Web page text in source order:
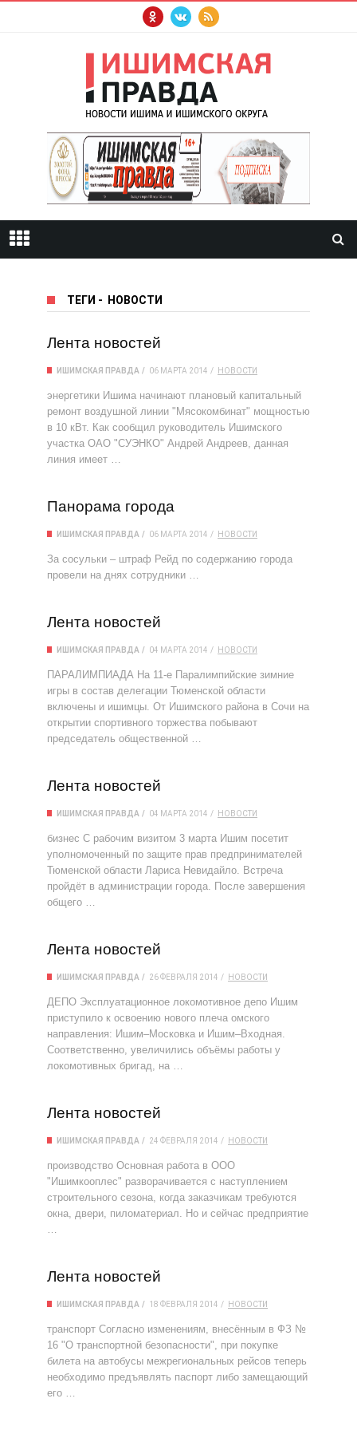
ТЕГИ - НОВОСТИ
Лента новостей
ИШИМСКАЯ ПРАВДА 06 МАРТА 2014 НОВОСТИ
энергетики Ишима начинают плановый капитальный
ремонт воздушной линии "Мясокомбинат" мощностью
в 10 кВт. Как сообщил руководитель Ишимского
участка ОАО "СУЭНКО" Андрей Андреев, данная
линия имеет …
Панорама города
ИШИМСКАЯ ПРАВДА 06 МАРТА 2014 НОВОСТИ
За сосульки – штраф Рейд по содержанию города
провели на днях сотрудники …
Лента новостей
ИШИМСКАЯ ПРАВДА 04 МАРТА 2014 НОВОСТИ
ПАРАЛИМПИАДА На 11-е Паралимпийские зимние
игры в состав делегации Тюменской области
включены и ишимцы. От Ишимского района в Сочи на
открытии спортивного торжества побывают
председатель общественной …
Лента новостей
ИШИМСКАЯ ПРАВДА 04 МАРТА 2014 НОВОСТИ
бизнес С рабочим визитом 3 марта Ишим посетит
уполномоченный по защите прав предпринимателей
Тюменской области Лариса Невидайло. Встреча
пройдёт в администрации города. После завершения
общего …
Лента новостей
ИШИМСКАЯ ПРАВДА 26 ФЕВРАЛЯ 2014 НОВОСТИ
ДЕПО Эксплуатационное локомотивное депо Ишим
приступило к освоению нового плеча омского
направления: Ишим–Московка и Ишим–Входная.
Соответственно, увеличились объёмы работы у
локомотивных бригад, на …
Лента новостей
ИШИМСКАЯ ПРАВДА 24 ФЕВРАЛЯ 2014 НОВОСТИ
производство Основная работа в ООО
"Ишимкооплес" разворачивается с наступлением
строительного сезона, когда заказчикам требуются
окна, двери, пиломатериал. Но и сейчас предприятие
…
Лента новостей
ИШИМСКАЯ ПРАВДА 18 ФЕВРАЛЯ 2014 НОВОСТИ
транспорт Согласно изменениям, внесённым в ФЗ №
16 "О транспортной безопасности", при покупке
билета на автобусы межрегиональных рейсов теперь
необходимо предъявлять паспорт либо замещающий
его …